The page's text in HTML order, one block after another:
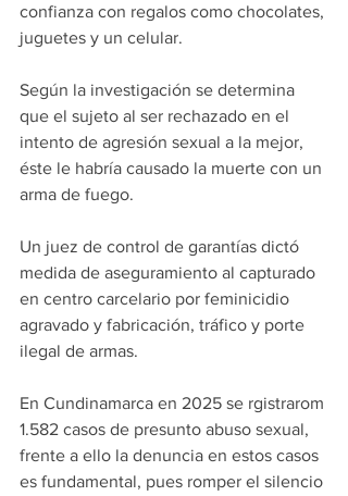
confianza con regalos como chocolates,
juguetes y un celular.
Según la investigación se determina
que el sujeto al ser rechazado en el
intento de agresión sexual a la mejor,
éste le habría causado la muerte con un
arma de fuego.
Un juez de control de garantías dictó
medida de aseguramiento al capturado
en centro carcelario por feminicidio
agravado y fabricación, tráfico y porte
ilegal de armas.
En Cundinamarca en 2025 se rgistrarom
1.582 casos de presunto abuso sexual,
frente a ello la denuncia en estos casos
es fundamental, pues romper el silencio